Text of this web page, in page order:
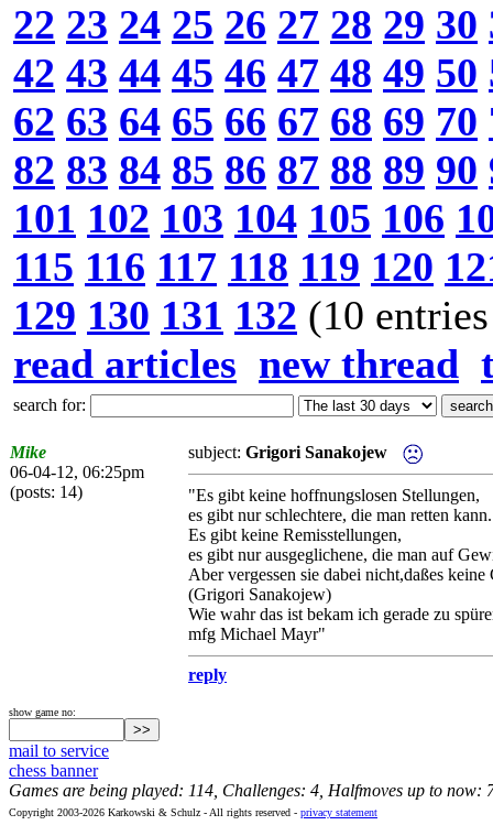
22 23 24 25 26 27 28 29 30
42 43 44 45 46 47 48 49 50
62 63 64 65 66 67 68 69 70
82 83 84 85 86 87 88 89 90
101 102 103 104 105 106
115 116 117 118 119 120
129 130 131 132 (10
read articles new thread
search for:
Mike
06-04-12, 06:25pm
(posts: 14)
subject: Grigori Sanakojew
"Es gibt keine hoffnungslosen Stellungen,
es gibt nur schlechtere, die man retten kann.
Es gibt keine Remisstellungen,
es gibt nur ausgeglichene, die man auf
Aber vergessen sie dabei nicht,daßes
(Grigori Sanakojew)
Wie wahr das ist bekam ich gerade zu
mfg Michael Mayr"
reply
show game no:
mail to service
chess banner
Games are being played: 114, Challenges: 4, Halfmoves up to now:
Copyright 2003-2026 Karkowski & Schulz - All rights reserved - privacy statement